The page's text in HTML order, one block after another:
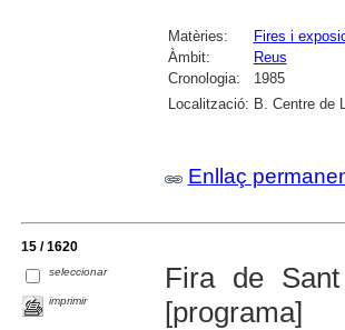
Matèries: Fires i
Àmbit:
Reus
Cronologia:
1985
Localització: B. Centre de
Enllaç
15 / 1620
seleccionar
imprimir
Fira de
[programa]